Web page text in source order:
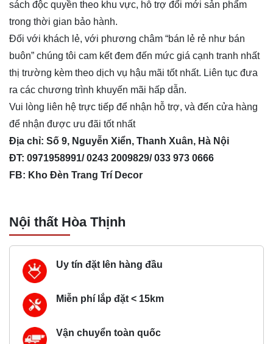
sách độc quyền theo khu vực, hỗ trợ đổi mới sản phẩm
trong thời gian bảo hành.
Đối với khách lẻ, với phương châm “bán lẻ rẻ như bán
buôn” chúng tôi cam kết đem đến mức giá cạnh tranh nhất
thị trường kèm theo dịch vụ hậu mãi tốt nhất. Liên tục đưa
ra các chương trình khuyến mãi hấp dẫn.
Vui lòng liên hệ trực tiếp để nhận hỗ trợ, và đến cửa hàng
để nhận được ưu đãi tốt nhất
Địa chỉ: Số 9, Nguyễn Xiển, Thanh Xuân, Hà Nội
ĐT: 0971958991/ 0243 2009829/ 033 973 0666
FB: Kho Đèn Trang Trí Decor
Nội thất Hòa Thịnh
Uy tín đặt lên hàng đầu
Miễn phí lắp đặt < 15km
Vận chuyển toàn quốc